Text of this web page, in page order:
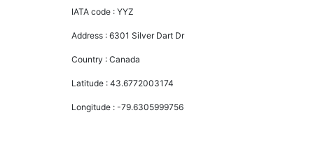
IATA code :YYZ
Address :6301 Silver Dart Dr
Country :Canada
Latitude :43.6772003174
Longitude :-79.6305999756